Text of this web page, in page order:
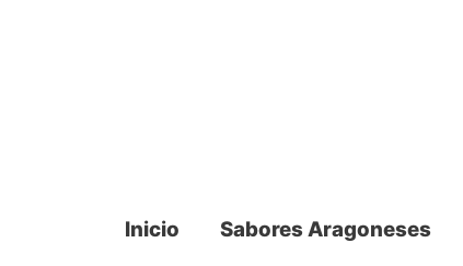
Inicio Sabores Aragoneses